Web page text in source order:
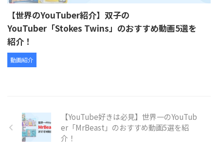
【世界のYouTuber紹介】双子の
YouTuber「Stokes Twins」のおすすめ動画5選を
紹介！
動画紹介
【YouTube好きは必見】世界一のYouTub
er「MrBeast」のおすすめ動画5選を紹
介！